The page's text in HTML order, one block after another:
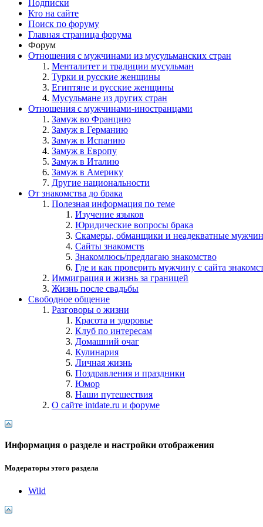
Подписки
Кто на сайте
Поиск по форуму
Главная страница форума
Форум
Отношения с мужчинами из мусульманских стран
Менталитет и традиции мусульман
Турки и русские женщины
Египтяне и русские женщины
Мусульмане из других стран
Отношения с мужчинами-иностранцами
Замуж во Францию
Замуж в Германию
Замуж в Испанию
Замуж в Европу
Замуж в Италию
Замуж в Америку
Другие национальности
От знакомства до брака
Полезная информация по теме
Изучение языков
Юридические вопросы брака
Скамеры, обманщики и неадекватные
Сайты знакомств
Знакомлюсь/предлагаю знакомство
Где и как проверить мужчину с сайта
Иммиграция и жизнь за границей
Жизнь после свадьбы
Свободное общение
Разговоры о жизни
Красота и здоровье
Клуб по интересам
Домашний очаг
Кулинария
Личная жизнь
Поздравления и праздники
Юмор
Наши путешествия
О сайте intdate.ru и форуме
Информация о разделе и настройки отображения
Модераторы этого раздела
Wild